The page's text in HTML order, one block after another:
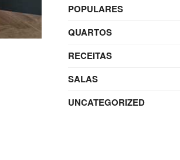
POPULARES
QUARTOS
RECEITAS
SALAS
UNCATEGORIZED